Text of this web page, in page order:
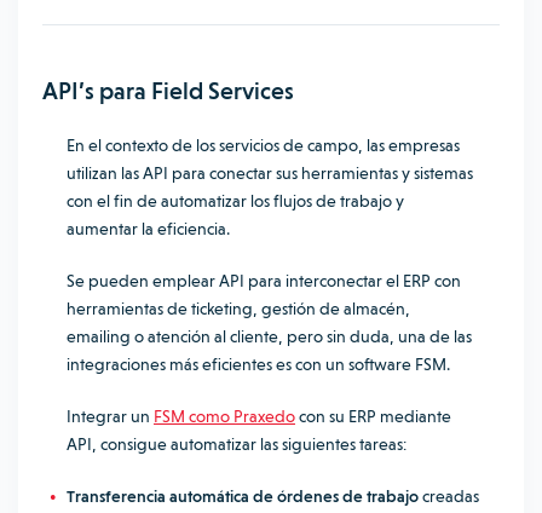
API’s para Field Services
En el contexto de los servicios de campo, las empresas
utilizan las API para conectar sus herramientas y sistemas
con el fin de automatizar los flujos de trabajo y
aumentar la eficiencia.
Se pueden emplear API para interconectar el ERP con
herramientas de ticketing, gestión de almacén,
emailing o atención al cliente, pero sin duda, una de las
integraciones más eficientes es con un software FSM.
Integrar un FSM como Praxedocon su ERP mediante
API, consigue automatizar las siguientes tareas:
Transferencia automática de órdenes de trabajocreadas